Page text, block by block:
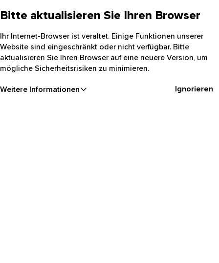
Bitte aktualisieren Sie Ihren Browser
Ihr Internet-Browser ist veraltet. Einige Funktionen unserer
Website sind eingeschränkt oder nicht verfügbar. Bitte
aktualisieren Sie Ihren Browser auf eine neuere Version, um
mögliche Sicherheitsrisiken zu minimieren.
Weitere Informationen Ignorieren